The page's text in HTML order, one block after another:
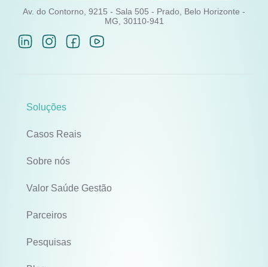
Av. do Contorno, 9215 - Sala 505 - Prado, Belo Horizonte -
MG, 30110-941
Soluções
Casos Reais
Sobre nós
Valor Saúde Gestão
Parceiros
Pesquisas